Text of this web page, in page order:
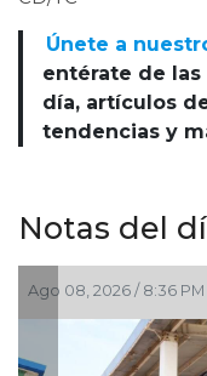
Únete a
entérate de las
día, artículos
tendencias y
Notas del
2026 / 8:36 PM